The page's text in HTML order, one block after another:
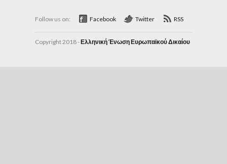
Follow us on: Facebook Twitter RSS
Copyright 2018 -Ελληνική Ένωση Ευρωπαϊκού Δικαίου